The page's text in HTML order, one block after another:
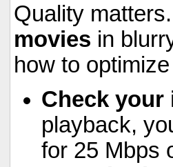
Quality
movies in
how to
Check your
playback,
for 25 Mbps